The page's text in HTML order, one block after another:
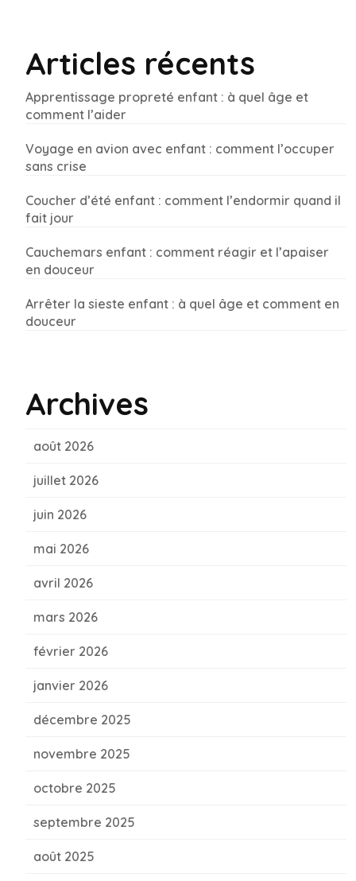
Articles récents
Apprentissage propreté enfant : à quel âge et
comment l’aider
Voyage en avion avec enfant : comment l’occuper
sans crise
Coucher d’été enfant : comment l’endormir quand il
fait jour
Cauchemars enfant : comment réagir et l’apaiser
en douceur
Arrêter la sieste enfant : à quel âge et comment en
douceur
Archives
août 2026
juillet 2026
juin 2026
mai 2026
avril 2026
mars 2026
février 2026
janvier 2026
décembre 2025
novembre 2025
octobre 2025
septembre 2025
août 2025